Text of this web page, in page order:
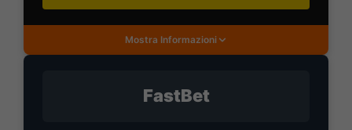
Mostra Informazioni
FastBet